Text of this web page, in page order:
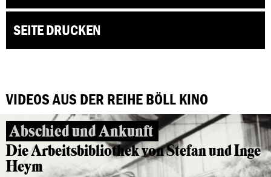
SEITE DRUCKEN
VIDEOS AUS DER REIHE BÖLL KINO
Abschied und Ankunft
Die Arbeitsbibliothek von Stefan und Inge
Heym